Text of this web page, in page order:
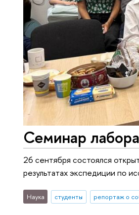
Семинар
26 сентября состоялся
результатах экспедиции по
Наука студенты репортаж о